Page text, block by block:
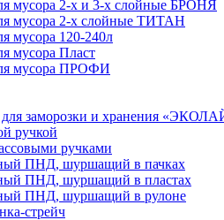
мусора 2-х и 3-х слойные БРОНЯ
мусора 2-х слойные ТИТАН
мусора 120-240л
мусора Пласт
мусора ПРОФИ
для заморозки и хранения
ручкой
ручками
ПНД, шуршащий в пачках
ПНД, шуршащий в пластах
ПНД, шуршащий в рулоне
стрейч